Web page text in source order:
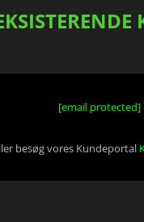
[email protected]
besøg vores Kundeportal